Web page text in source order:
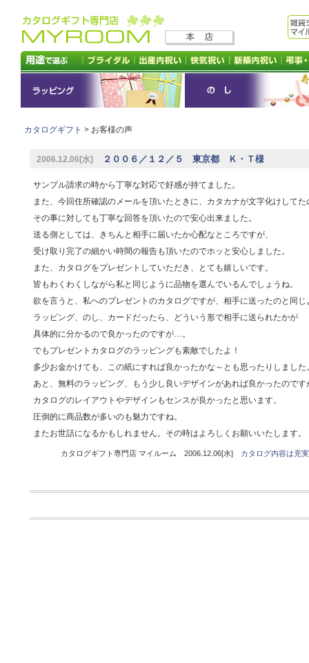
カタログギフト > お客様の声
2006.12.06[水] ２００６／１２／５ 東京都 Ｋ・Ｔ様
サンプル請求の時から丁寧な対応で好感が持てました。
また、今回住所確認のメールを頂いたときに、カタカナが文字化けしてた
その事に対しても丁寧な回答を頂いたので安心出来ました。
送る側としては、きちんと相手に届いたか心配なところですが、
受け取り完了の細かい時間の報告も頂いたのでホッと安心しました。
また、カタログをプレゼントしていただき、とても嬉しいです。
皆もわくわくしながら私と同じように品物を選んでいるんでしょうね。
欲を言うと、私へのプレゼントのカタログですが、相手に送ったのと同じ
ラッピング、のし、カードだったら、どういう形で相手に送られたかが
具体的に分かるので良かったのですが…。
でもプレゼントカタログのラッピングも素敵でしたよ！
多少お金かけても、この紙にすれば良かったかな～とも思ったりしました
あと、無料のラッピング、もう少し良いデザインがあれば良かったので
カタログのレイアウトやデザインもセンスが良かったと思います。
圧倒的に商品数が多いのも魅力ですね。
またお世話になるかもしれません。その時はよろしくお願いいたします。
カタログギフト専門店 マイルーム 2006.12.06[水] カタログ内容は充